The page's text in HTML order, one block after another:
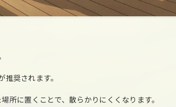
奨されます。
所に置くことで、散らかりにくくなります。